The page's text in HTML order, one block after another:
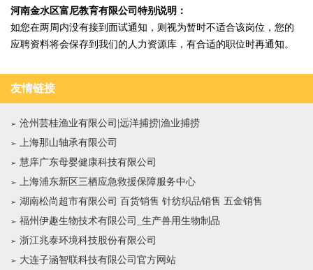
河南金水区富尼教育有限公司特别说明：
如您在两周内没有接到面试通知，则视为暂时不适合该岗位，您的
应聘资料将会保存到我们的人力资源库，有合适的职位时再通知。
友情链接
沧州芸桂渔业有限公司|远洋捕捞|渔业捕捞
上海那山轴承有限公司
慧庠广东母婴健康科技有限公司
上海浦东新区三栖应急救援保障服务中心
湖南松尚超市有限公司 百货销售 针纺织品销售 五金销售
福州伊趣生物技术有限公司_生产兽用生物制品
浙江兆泰环境科技股份有限公司
大连子涵智联科技有限公司官方网站